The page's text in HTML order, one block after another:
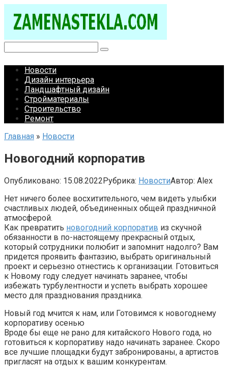
контенту
Новости
Дизайн интерьера
Ландшафтный дизайн
Стройматериалы
Строительство
Ремонт
Главная » Новости
Новогодний корпоратив
Опубликовано: 15.08.2022Рубрика: НовостиАвтор: Alex
Нет ничего более восхитительного, чем видеть улыбки
счастливых людей, объединенных общей праздничной
атмосферой.
Как превратить новогодний корпоратив из скучной
обязанности в по-настоящему прекрасный отдых,
который сотрудники полюбит и запомнит надолго? Вам
придется проявить фантазию, выбрать оригинальный
проект и серьезно отнестись к организации. Готовиться
к Новому году следует начинать заранее, чтобы
избежать турбулентности и успеть выбрать хорошее
место для празднования праздника.
Новый год мчится к нам, или Готовимся к новогоднему
корпоративу осенью
Вроде бы еще не рано для китайского Нового года, но
готовиться к корпоративу надо начинать заранее. Скоро
все лучшие площадки будут забронированы, а артистов
пригласят на отдых к вашим конкурентам.